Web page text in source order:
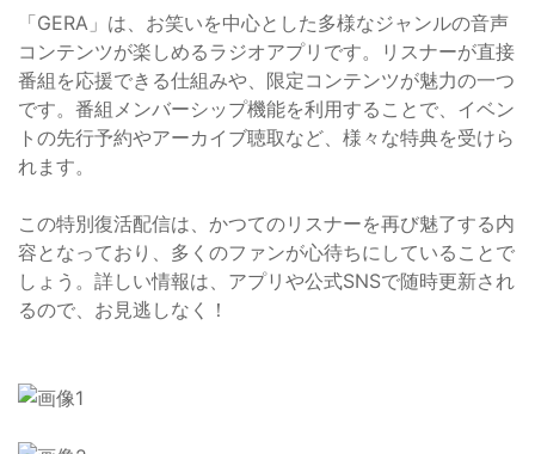
「GERA」は、お笑いを中心とした多様なジャンルの音声
コンテンツが楽しめるラジオアプリです。リスナーが直接
番組を応援できる仕組みや、限定コンテンツが魅力の一つ
です。番組メンバーシップ機能を利用することで、イベン
トの先行予約やアーカイブ聴取など、様々な特典を受けら
れます。
この特別復活配信は、かつてのリスナーを再び魅了する内
容となっており、多くのファンが心待ちにしていることで
しょう。詳しい情報は、アプリや公式SNSで随時更新され
るので、お見逃しなく！